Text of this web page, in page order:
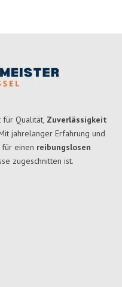
für Qualität, Zuverlässigkeit
jahrelanger Erfahrung und
einen reibungslosen
zugeschnitten ist.